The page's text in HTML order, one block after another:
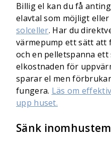
Billig el kan du få
elavtal som möjligt
solceller. Har du
värmepump ett sätt
och en pelletspanna
elkostnaden för
sparar el men
fungera. Läs om
upp huset.
Sänk